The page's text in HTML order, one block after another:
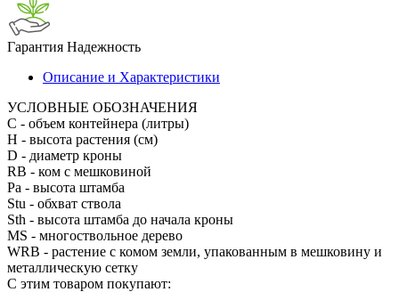
Гарантия Надежность
Описание и Характеристики
УСЛОВНЫЕ ОБОЗНАЧЕНИЯ
С - объем контейнера (литры)
H - высота растения (см)
D - диаметр кроны
RB - ком с мешковиной
Pa - высота штамба
Stu - обхват ствола
Sth - высота штамба до начала кроны
MS - многоствольное дерево
WRB - растение с комом земли, упакованным в мешковину и
металлическую сетку
С этим товаром покупают: